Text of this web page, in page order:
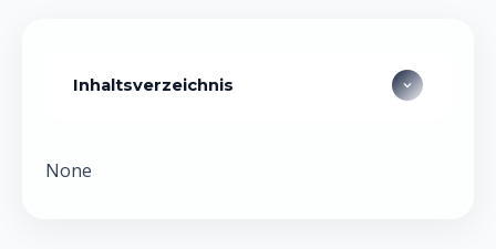
Inhaltsverzeichnis
None